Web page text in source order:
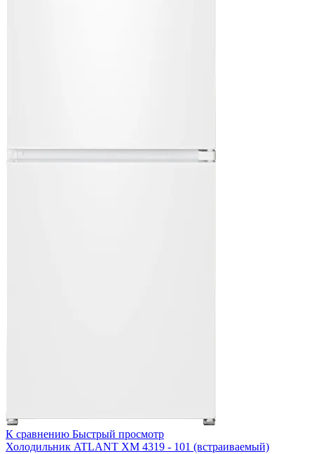
К сравнению Быстрый просмотр
Холодильник ATLANT ХМ 4319 - 101 (встраиваемый)